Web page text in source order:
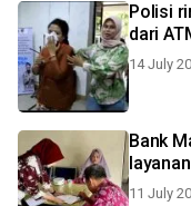
Polisi
dari
14 July
Bank
11 July